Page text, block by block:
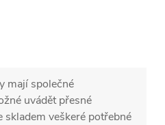
mají společné
uvádět přesné
veškeré potřebné